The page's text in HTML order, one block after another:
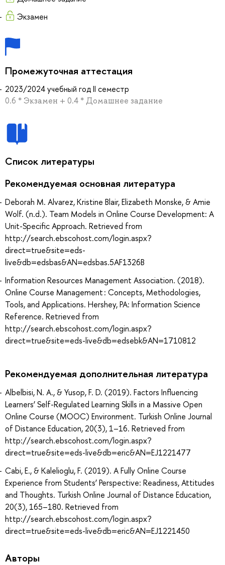
Экзамен
Промежуточная аттестация
2023/2024 учебный год II семестр
0.6 * Экзамен + 0.4 * Домашнее задание
Список литературы
Рекомендуемая основная литература
Deborah M. Alvarez, Kristine Blair, Elizabeth Monske, & Amie
Wolf. (n.d.). Team Models in Online Course Development: A
Unit-Specific Approach. Retrieved from
http://search.ebscohost.com/login.aspx?
direct=true&site=eds-
live&db=edsbas&AN=edsbas.5AF1326B
Information Resources Management Association. (2018).
Online Course Management : Concepts, Methodologies,
Tools, and Applications. Hershey, PA: Information Science
Reference. Retrieved from
http://search.ebscohost.com/login.aspx?
direct=true&site=eds-live&db=edsebk&AN=1710812
Рекомендуемая дополнительная литература
Albelbisi, N. A., & Yusop, F. D. (2019). Factors Influencing
Learners’ Self-Regulated Learning Skills in a Massive Open
Online Course (MOOC) Environment. Turkish Online Journal
of Distance Education, 20(3), 1–16. Retrieved from
http://search.ebscohost.com/login.aspx?
direct=true&site=eds-live&db=eric&AN=EJ1221477
Cabi, E., & Kalelioglu, F. (2019). A Fully Online Course
Experience from Students’ Perspective: Readiness, Attitudes
and Thoughts. Turkish Online Journal of Distance Education,
20(3), 165–180. Retrieved from
http://search.ebscohost.com/login.aspx?
direct=true&site=eds-live&db=eric&AN=EJ1221450
Авторы